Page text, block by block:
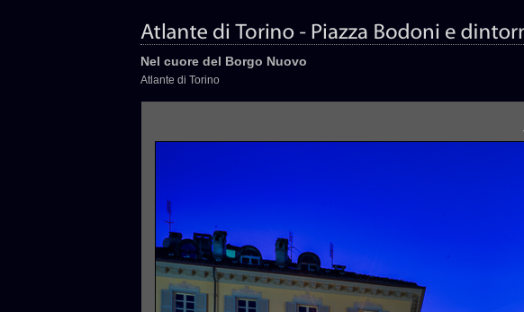
Nel cuore del Borgo Nuovo
Atlante di Torino